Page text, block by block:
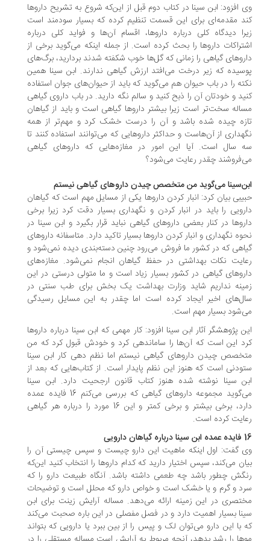
افزود: ابن سینا در کتاب دوم قبل از این‌که شروع به تشریح داروها
مقدمه‌ای برای این قسمت تنظیم کرده که بسیار سودمند است
دیدگاه کلی درباره داروها، اقسام آن‌ها و فواید کلی درباره
داروها را بحث کرده است. از جمله اینکه می‌گوید برخی از
گیاهی را زمانی که گل‌ها خوب شکفته شدند بردارید، برگ‌های
که زیر درخت می‌افتد ارزش گیاهی ندارند. ابن سینا همین
را در باب حیوان هم می‌گوید که باید از حیوان‌های جوان استفاده
و خودتان آن را ذبح کنید و سالم نگه دارید. در باب داروی گیاهی
سخت‌تر است زیرا بیشتر داروها گیاهی است و باید از گیاهان
چیده شده باشد و آن را درست خشک کرد و مهم‌تر از همه
از آن‌هاست و حداکثر داروهایی که می‌توانند استفاده کنند تا
سال است. آیا این امور در مغازه‌هایی که داروهای گیاهی
چقدر رعایت می‌شود؟
می‌گوید من متخصص چیدن داروهای گیاهی نیستم
بیان کرد: انبار کردن داروها یکی از مسایل مهم است که گیاهان
را باید در انبار کردن و نگهداری بسیار دقت کرد زیرا برخی
در کنار بعضی داروهای گیاهی نباید قرار بگیرد و ابن سینا در
نگهداری و انبار کردن داروها بسیار تاکید دارد. متاسفانه داروهای
که در کشور ما فروش می‌رود چنین دسته‌بندی دیده نمی‌شود و
نکات بهداشتی در حفظ گیاهان انجام نمی‌شود. مغازه‌های
گیاهی در کشور بسیار زیاد است و ما متولی درستی در این
نداریم شاید وزارت بهداشت یک بخش برای طب سنتی در
اخیر ایجاد کرده است اما چقدر به این مسایل رسیدگی
بسیار مهم است.
پژوهشگر آثار ابن سینا افزود: کار مهمی که ابن سینا درباره داروها
این است که آن‌ها را ساماندهی کرد و خودش قبول کرد که من
چیدن داروهای گیاهی نیستم اما نظم دهی کار ابن سینا
است که هنوز این نظم پایدار است. از کتاب‌هایی که بعد از
سینا نوشته شده هنوز کتاب قانون ارجحیت دارد. ابن سینا
می‌گوید مجموعه داروهای گیاهی که بررسی می‌کنم 16 فایده عمده
دارد، برخی بیشتر و برخی کمتر و این 16 مورد را درباره هر گیاهی
کرده است.
گفت: اول اینکه ماهیت این دارو چیست و سپس چیستی آن را
می‌کند، سپس اختیار دارید که کدام داروها را انتخاب کنید این‌که
چطور باشد چه طعمی داشته باشد. آنگاه طبیعت دارو را که
و گرم و یا خشک است و خواص دارو که محلل است و توضیحات
در این زمینه ارائه می‌دهد. مساله آرایش زینت برای ابن
بسیار اهمیت دارد و در فصل مفصلی در این باره صحبت می‌کند
با این دارو می‌توان لک و پیس را از بین ببرد یا دارویی که بتواند